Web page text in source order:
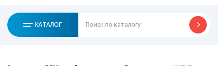
КАТАЛОГ